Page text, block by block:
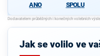
ANO SPOLU
Jak se volilo ve